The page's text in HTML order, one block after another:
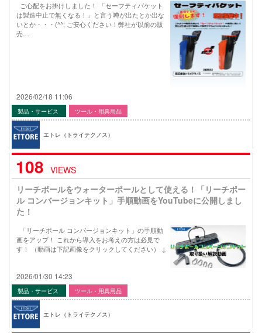
ご心配をお掛けしました！ 「セーフティバケット
は製造中止で無くなる！」と言う噂が出たとか出な
いとか・・・(^^; ご安心ください！弊社が以前の販
売…
2026/02/18 11:06
製品・サービス ツール・用具用品
エトレ（トライテクノス）
108 VIEWS
リーチポールをウォーターポールとして使える！「リーチポー
ル コンバージョンキット」手順動画をYouTubeに公開しまし
た！
「リーチポール コンバージョンキット」の手順動
画をアップ！ これから導入をお考えの方は必見で
す！ （動画は下記画像をクリックしてください） ↓
2026/01/30 14:23
製品・サービス ツール・用具用品
エトレ（トライテクノス）